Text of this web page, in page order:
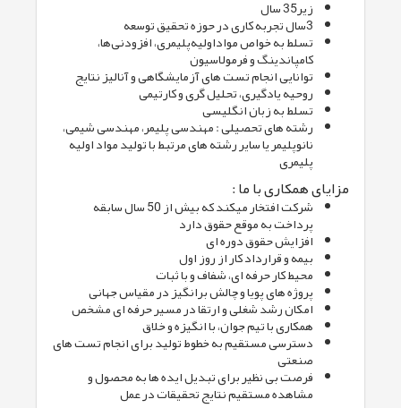
زیر35 سال
3سال تجربه کاری در حوزه تحقیق توسعه
تسلط به خواص مواداولیه‌پلیمری، افزودنی‌ها،
کامپاندینگ و فرمولاسیون
توانایی انجام تست های آزمایشگاهی و آنالیز نتایج
روحیه یادگیری، تحلیل گری و کارتیمی
تسلط به زبان انگلیسی
رشته های تحصیلی : مهندسی پلیمر، مهندسی شیمی،
نانوپلیمر یا سایر رشته های مرتبط با تولید مواد اولیه
پلیمری
مزایای همکاری با ما :
شرکت افتخار میکند که بیش از 50 سال سابقه
پرداخت به موقع حقوق دارد
افزایش حقوق دوره ای
بیمه و قرارداد کار از روز اول
محیط کار حرفه ای، شفاف و با ثبات
پروژه های پویا و چالش برانگیز در مقیاس جهانی
امکان رشد شغلی و ارتقا در مسیر حرفه ای مشخص
همکاری با تیم جوان، با انگیزه و خلاق
دسترسی مستقیم به خطوط تولید برای انجام تست های
صنعتی
فرصت بی نظیر برای تبدیل ایده ها به محصول و
مشاهده مستقیم نتایج تحقیقات در عمل